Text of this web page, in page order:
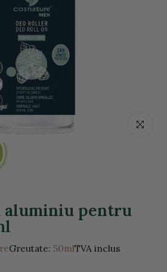
Click
aluminiu pentru
Greutate: 50mlTVA inclus